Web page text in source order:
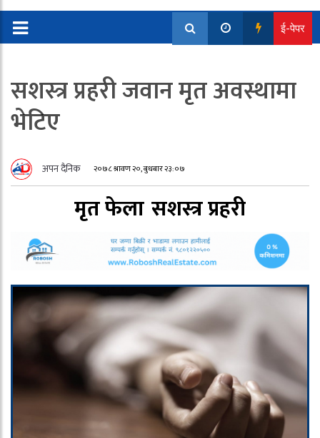
ई-पेपर
सशस्त्र प्रहरी जवान मृत अवस्थामा
भेटिए
अपन दैनिक २०७८ श्रावण २०, बुधबार २३:०७
मृत फेला सशस्त्र प्रहरी